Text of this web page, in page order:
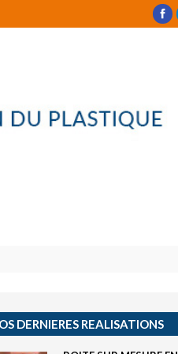
DERNIERES REALISATIONS